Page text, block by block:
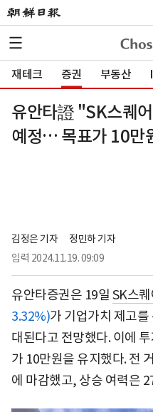
재테크 증권 부동산
유안타證 "SK스퀘
예정… 목표가 10만
김정은 기자
정민하 기자
입력 2024.11.19. 09:09
유안타증권은 19일 SK스퀘
3.32%)가 기업가치 제고를
대된다고 전망했다. 이에
가 10만원을 유지했다. 전
에 마감했고, 상승 여력은